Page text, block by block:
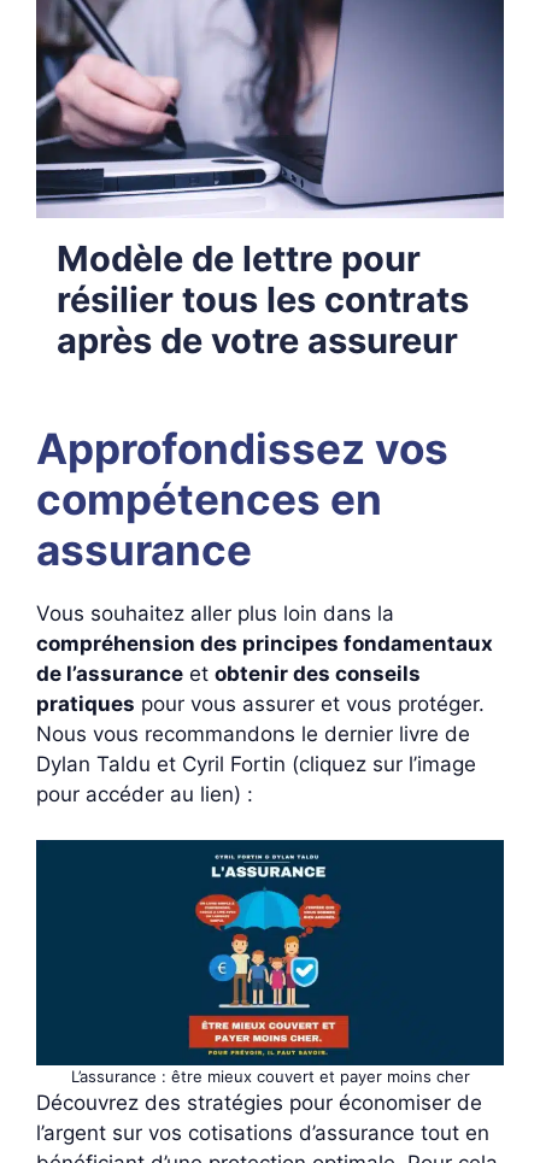
Modèle de lettre pour
résilier tous les contrats
après de votre assureur
Approfondissez vos
compétences en
assurance
Vous souhaitez aller plus loin dans la
compréhension des principes fondamentaux
de l’assurance et obtenir des conseils
pratiques pour vous assurer et vous protéger.
Nous vous recommandons le dernier livre de
Dylan Taldu et Cyril Fortin (cliquez sur l’image
pour accéder au lien) :
L’assurance : être mieux couvert et payer moins cher
Découvrez des stratégies pour économiser de
l’argent sur vos cotisations d’assurance tout en